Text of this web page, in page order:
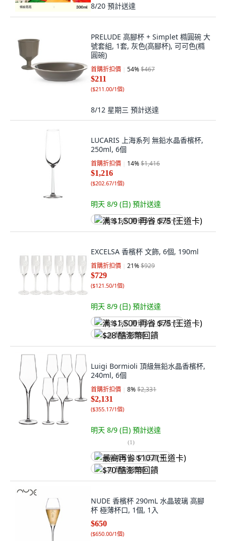
8/20 預計送達
PRELUDE 高腳杯 + Simplet 橢圓碗 大
號套組, 1套, 灰色(高腳杯), 可可色(橢
圓碗)
首購折扣價 54%$467
$211
($211.00/1個)
8/12 星期三 預計送達
LUCARIS 上海系列 無鉛水晶香檳杯,
250ml, 6個
首購折扣價 14%$1,416
$1,216
($202.67/1個)
明天 8/9 (日) 預計送達
满 $1,500 再省 $75 (王道卡)
EXCELSA 香檳杯 文飾, 6個, 190ml
首購折扣價 21%$929
$729
($121.50/1個)
明天 8/9 (日) 預計送達
满 $1,500 再省 $75 (王道卡)
$28 酷澎幣回饋
Luigi Bormioli 頂級無鉛水晶香檳杯,
240ml, 6個
首購折扣價 8%$2,331
$2,131
($355.17/1個)
明天 8/9 (日) 預計送達
(1)
最高再省 $107 (王道卡)
$70 酷澎幣回饋
NUDE 香檳杯 290mL 水晶玻璃 高腳
杯 極薄杯口, 1個, 1入
$650
($650.00/1個)